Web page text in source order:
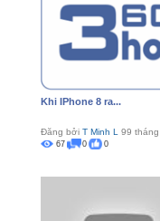
Khi IPhone 8 ra...
Đăng bởi T Minh L 99
67 0 0